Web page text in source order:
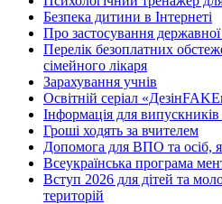
Безпека дитини в Інтернеті
Про застосування
Перелік безоплатних
сімейного лікаря
Зарахування учнів
Освітній серіал
Інформація для
Гроші ходять за вчителем
Допомога для ВПО та осіб,
Всеукраїнська програма
Вступ 2026 для дітей та
територій